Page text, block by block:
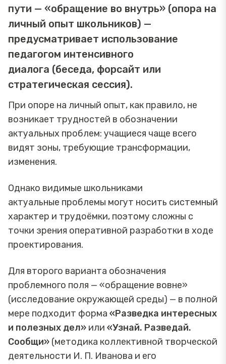
пути — «обращение во внутрь» (опора на
личный опыт школьников) —
предусматривает использование
педагогом интенсивного
диалога (беседа, форсайт или
стратегическая сессия).
При опоре на личный опыт, как правило, не
возникает трудностей в обозначении
актуальных проблем: учащиеся чаще всего
видят зоны, требующие трансформации,
изменения.
Однако видимые школьниками
актуальные проблемы могут носить системный
характер и трудоёмки, поэтому сложны с
точки зрения оперативной разработки в ходе
проектирования.
Для второго варианта обозначения
проблемного поля — «обращение вовне»
(исследование окружающей среды) — в полной
мере подходит форма «Разведка интересных
и полезных дел» или «Узнай. Разведай.
Сообщи» (методика коллективной творческой
деятельности И. П. Иванова и его